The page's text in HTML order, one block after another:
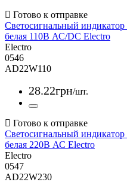
Светосигнальный
белая 110В АС/DC Electro
Electro
0546
AD22W110
28.22грн/шт.
Светосигнальный
белая 220В АС Electro
Electro
0547
AD22W230